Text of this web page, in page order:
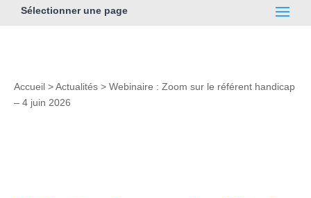
Sélectionner une page
Accueil > Actualités > Webinaire : Zoom sur le référent handicap
– 4 juin 2026